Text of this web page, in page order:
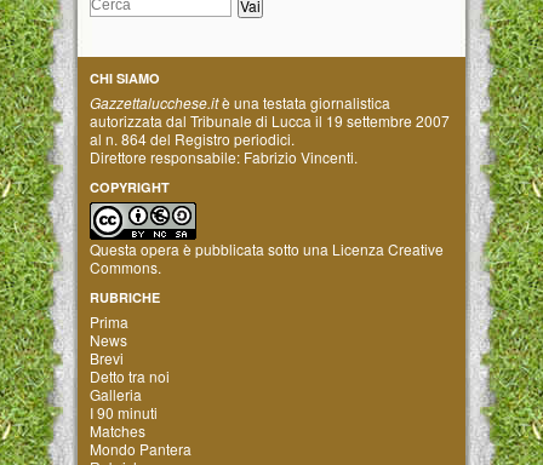
CHI SIAMO
Gazzettalucchese.itè una testata giornalistica
autorizzata dal Tribunale di Lucca il 19 settembre 2007
al n. 864 del Registro periodici.
Direttore responsabile: Fabrizio Vincenti.
COPYRIGHT
Questa opera è pubblicata sotto una Licenza Creative
Commons.
RUBRICHE
Prima
News
Brevi
Detto tra noi
Galleria
I 90 minuti
Matches
Mondo Pantera